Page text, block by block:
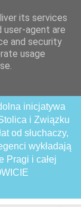
inicjatywa
i Związku
od słuchaczy,
wykładają
Pragi i całej
its services
user-agent are
and security
usage